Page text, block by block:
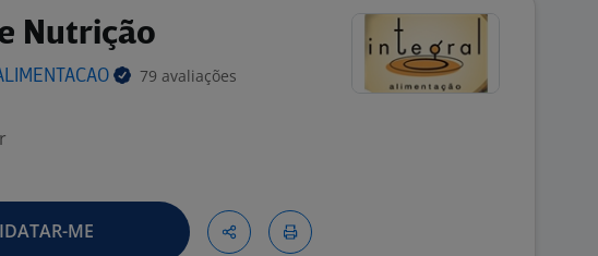
Nutrição
79 avaliações
ME